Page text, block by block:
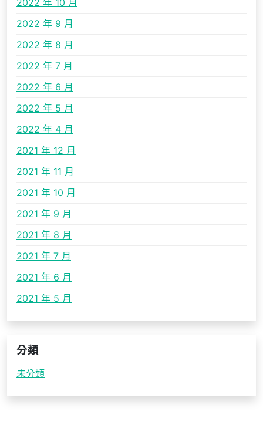
2022 年 10 月
2022 年 9 月
2022 年 8 月
2022 年 7 月
2022 年 6 月
2022 年 5 月
2022 年 4 月
2021 年 12 月
2021 年 11 月
2021 年 10 月
2021 年 9 月
2021 年 8 月
2021 年 7 月
2021 年 6 月
2021 年 5 月
分類
未分類